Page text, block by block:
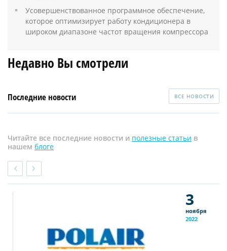
Усовершенствованное программное обеспечение,
которое оптимизирует работу кондиционера в
широком диапазоне частот вращения компрессора
Недавно Вы смотрели
Последние новости ВСЕ НОВОСТИ
Читайте все последние новости и полезные статьи в
нашем блоге
3
ноября
2022